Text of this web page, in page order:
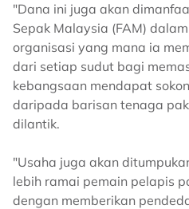
"Dana ini juga akan
Sepak Malaysia (FAM)
organisasi yang mana ia
dari setiap sudut bagi
kebangsaan mendapat
daripada barisan tenaga
dilantik.
"Usaha juga akan
lebih ramai pemain pelapis
dengan memberikan